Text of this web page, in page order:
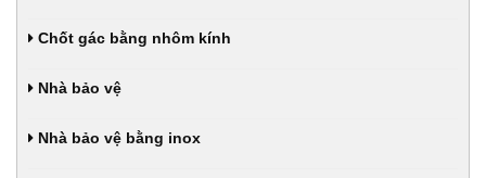
Chốt gác bằng nhôm kính
Nhà bảo vệ
Nhà bảo vệ bằng inox